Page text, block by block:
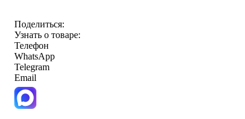
Поделиться:
Узнать о товаре:
Телефон
WhatsApp
Telegram
Email